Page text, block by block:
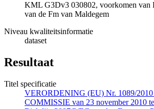
KML G3Dv3 030802, voorkomen van
van de Fm van Maldegem
Niveau kwaliteitsinformatie
dataset
Resultaat
Titel specificatie
VERORDENING (EU) Nr. 1089/
COMMISSIE van 23 november 2010